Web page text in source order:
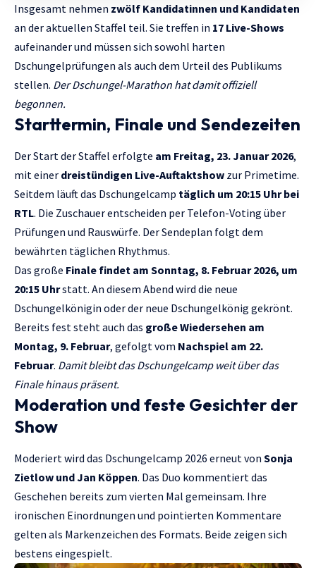
Insgesamt nehmen zwölf Kandidatinnen und Kandidaten
an der aktuellen Staffel teil. Sie treffen in 17 Live-Shows
aufeinander und müssen sich sowohl harten
Dschungelprüfungen als auch dem Urteil des Publikums
stellen. Der Dschungel-Marathon hat damit offiziell
begonnen.
Starttermin, Finale und Sendezeiten
Der Start der Staffel erfolgte am Freitag, 23. Januar 2026,
mit einer dreistündigen Live-Auftaktshow zur Primetime.
Seitdem läuft das Dschungelcamp täglich um 20:15 Uhr bei
RTL. Die Zuschauer entscheiden per Telefon-Voting über
Prüfungen und Rauswürfe. Der Sendeplan folgt dem
bewährten täglichen Rhythmus.
Das große Finale findet am Sonntag, 8. Februar 2026, um
20:15 Uhrstatt. An diesem Abend wird die neue
Dschungelkönigin oder der neue Dschungelkönig gekrönt.
Bereits fest steht auch das große Wiedersehen am
Montag, 9. Februar, gefolgt vom Nachspiel am 22.
Februar. Damit bleibt das Dschungelcamp weit über das
Finale hinaus präsent.
Moderation und feste Gesichter der
Show
Moderiert wird das Dschungelcamp 2026 erneut von Sonja
Zietlow und Jan Köppen. Das Duo kommentiert das
Geschehen bereits zum vierten Mal gemeinsam. Ihre
ironischen Einordnungen und pointierten Kommentare
gelten als Markenzeichen des Formats. Beide zeigen sich
bestens eingespielt.